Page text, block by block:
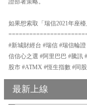
如果想索取「瑞信2021年座檯
#新城財經台 #瑞信 #瑞信輪
信信心之選 #阿里巴巴 #騰訊
股市 #ATMX #恆生指數 #同
最新上線